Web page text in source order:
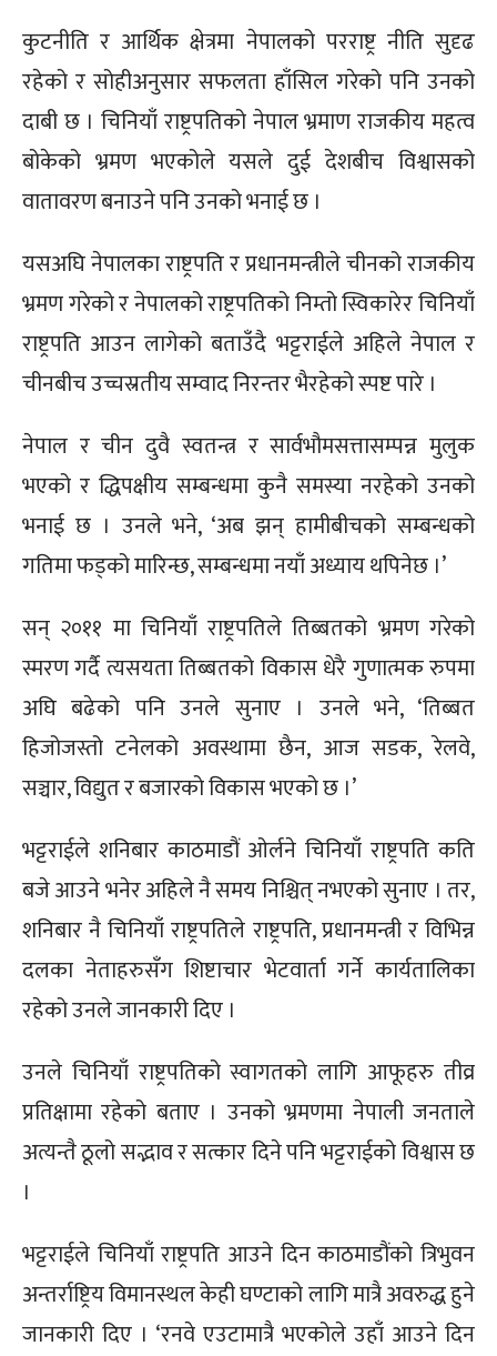
कुटनीति र आर्थिक क्षेत्रमा नेपालको परराष्ट्र नीति सुदृढ
रहेको र सोहीअनुसार सफलता हाँसिल गरेको पनि उनको
दाबी छ । चिनियाँ राष्ट्रपतिको नेपाल भ्रमाण राजकीय महत्व
बोकेको भ्रमण भएकोले यसले दुई देशबीच विश्वासको
वातावरण बनाउने पनि उनको भनाई छ ।
यसअघि नेपालका राष्ट्रपति र प्रधानमन्त्रीले चीनको राजकीय
भ्रमण गरेको र नेपालको राष्ट्रपतिको निम्तो स्विकारेर चिनियाँ
राष्ट्रपति आउन लागेको बताउँदै भट्टराईले अहिले नेपाल र
चीनबीच उच्चस्रतीय सम्वाद निरन्तर भैरहेको स्पष्ट पारे ।
नेपाल र चीन दुवै स्वतन्त्र र सार्वभौमसत्तासम्पन्न मुलुक
भएको र द्धिपक्षीय सम्बन्धमा कुनै समस्या नरहेको उनको
भनाई छ । उनले भने, ‘अब झन् हामीबीचको सम्बन्धको
गतिमा फड्को मारिन्छ, सम्बन्धमा नयाँ अध्याय थपिनेछ ।’
सन् २०११ मा चिनियाँ राष्ट्रपतिले तिब्बतको भ्रमण गरेको
स्मरण गर्दै त्यसयता तिब्बतको विकास धेरै गुणात्मक रुपमा
अघि बढेको पनि उनले सुनाए । उनले भने, ‘तिब्बत
हिजोजस्तो टनेलको अवस्थामा छैन, आज सडक, रेलवे,
सञ्चार, विद्युत र बजारको विकास भएको छ ।’
भट्टराईले शनिबार काठमाडौं ओर्लने चिनियाँ राष्ट्रपति कति
बजे आउने भनेर अहिले नै समय निश्चित् नभएको सुनाए । तर,
शनिबार नै चिनियाँ राष्ट्रपतिले राष्ट्रपति, प्रधानमन्त्री र विभिन्न
दलका नेताहरुसँग शिष्टाचार भेटवार्ता गर्ने कार्यतालिका
रहेको उनले जानकारी दिए ।
उनले चिनियाँ राष्ट्रपतिको स्वागतको लागि आफूहरु तीव्र
प्रतिक्षामा रहेको बताए । उनको भ्रमणमा नेपाली जनताले
अत्यन्तै ठूलो सद्भाव र सत्कार दिने पनि भट्टराईको विश्वास छ
।
भट्टराईले चिनियाँ राष्ट्रपति आउने दिन काठमाडौंको त्रिभुवन
अन्तर्राष्ट्रिय विमानस्थल केही घण्टाको लागि मात्रै अवरुद्ध हुने
जानकारी दिए । ‘रनवे एउटामात्रै भएकोले उहाँ आउने दिन